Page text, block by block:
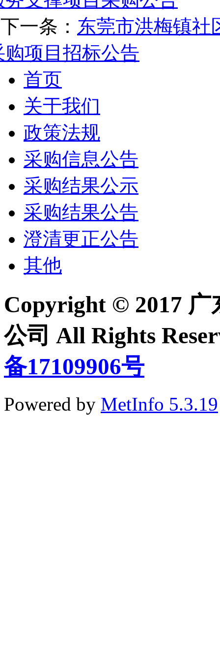
下一条： 东莞市洪梅镇社
购项目招标公告
首页
关于我们
政策法规
采购信息公告
采购结果公示
采购结果公告
澄清更正公告
其他
Copyright © 2017
公司 All Rights
备17109906号
Powered by MetInfo 5.3.19